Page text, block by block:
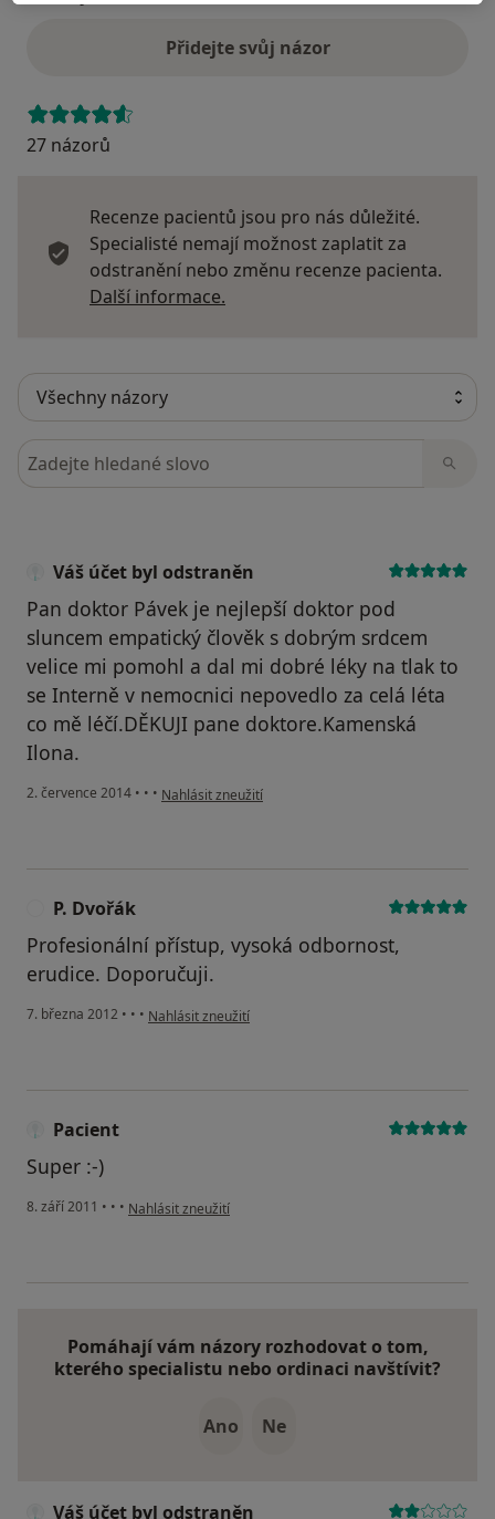
Přidejte svůj názor
27 názorů
Recenze pacientů jsou pro nás důležité.
Specialisté nemají možnost zaplatit za
odstranění nebo změnu recenze pacienta.
Další informace.
Hledejte v názorech
Váš účet byl odstraněn
Pan doktor Pávek je nejlepší doktor pod
sluncem empatický člověk s dobrým srdcem
velice mi pomohl a dal mi dobré léky na tlak to
se Interně v nemocnici nepovedlo za celá léta
co mě léčí.DĚKUJI pane doktore.Kamenská
Ilona.
2. července 2014 • • • podle názoru uživatele Váš účet byl odstraněn
Nahlásit zneužití
P. Dvořák
Profesionální přístup, vysoká odbornost,
erudice. Doporučuji.
7. března 2012 • • • podle názoru uživatele P. Dvořák
Nahlásit zneužití
Pacient
Super :-)
8. září 2011 • • • podle názoru uživatele Pacient
Nahlásit zneužití
Pomáhají vám názory rozhodovat o tom,
kterého specialistu nebo ordinaci navštívit?
Ano Ne
Váš účet byl odstraněn